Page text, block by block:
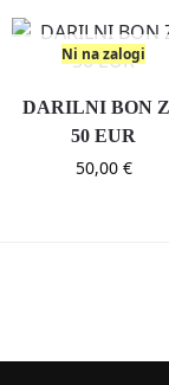
Ni na zalogi
DARILNI BON
50 EUR
50,00 €